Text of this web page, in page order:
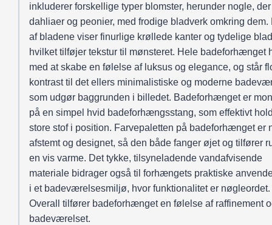
inkluderer forskellige typer blomster, herunder nogle,
dahliaer og peonier, med frodige bladverk omkring dem.
af bladene viser finurlige krøllede kanter og tydelige
hvilket tilføjer tekstur til mønsteret. Hele badeforhænget
med at skabe en følelse af luksus og elegance, og står
kontrast til det ellers minimalistiske og moderne
som udgør baggrunden i billedet. Badeforhænget er
på en simpel hvid badeforhængsstang, som effektivt
store stof i position. Farvepaletten på badeforhænget er
afstemt og designet, så den både fanger øjet og tilfører
en vis varme. Det tykke, tilsyneladende vandafvisende
materiale bidrager også til forhængets praktiske
i et badeværelsesmiljø, hvor funktionalitet er nøgleordet.
Overall tilfører badeforhænget en følelse af raffinement
badeværelset.